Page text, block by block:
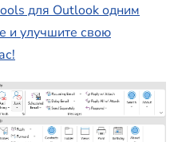
для Outlook одним
и улучшите свою